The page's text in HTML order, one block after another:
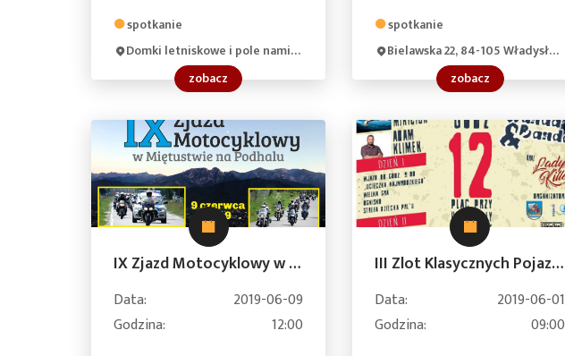
spotkanie
Domki letniskowe i pole namiotowe MGOSiR, Orła Białego 3, 27-100 Iłża, Poland
zobacz
spotkanie
Bielawska 22, 84-105 Władysławowo, Poland
zobacz
IX Zjazd Motocyklowy w Miętustwie na Podhalu
Data:
2019-06-09
Godzina:
12:00
III Zlot Klasycznych Pojazdów. "Klasyczny biwak" w Stegnie
Data:
2019-06-01
Godzina:
09:00